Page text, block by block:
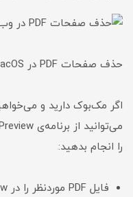
حذف صفحات PDF در macOS
را انجام بدهید:
فایل PDF موردنظر را در Preview باز کنید.